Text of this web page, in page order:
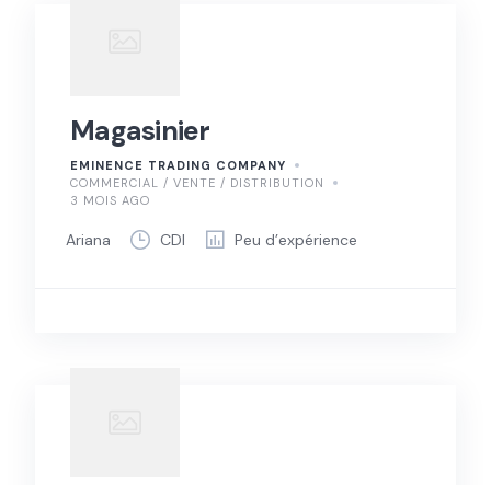
Magasinier
EMINENCE TRADING COMPANY
COMMERCIAL / VENTE / DISTRIBUTION
3 MOIS AGO
Ariana CDI Peu d’expérience